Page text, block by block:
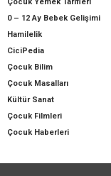
Çocuk Yemek Tarifleri
0 – 12 Ay Bebek Gelişimi
Hamilelik
CiciPedia
Çocuk Bilim
Çocuk Masalları
Kültür Sanat
Çocuk Filmleri
Çocuk Haberleri